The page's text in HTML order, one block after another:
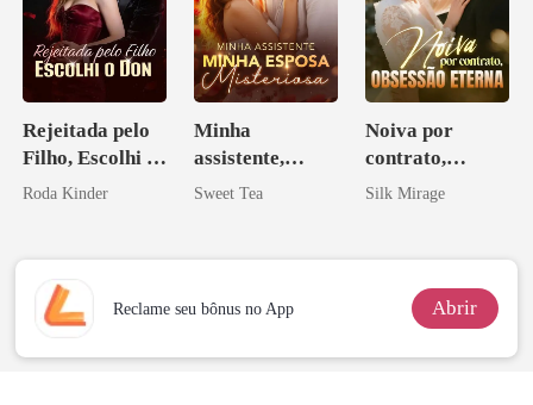
Rejeitada pelo
Filho, Escolhi o
Don
Roda Kinder
Minha
assistente,
minha esposa
Sweet Tea
Noiva por
contrato,
obsessão eterna
Silk Mirage
Reclame seu bônus no App Abrir